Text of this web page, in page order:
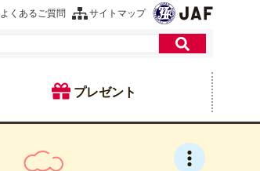
よくあるご質問 サイトマップ
プレゼント